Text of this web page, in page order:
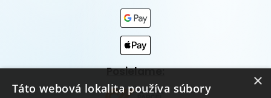
Posielame: ×
Táto webová lokalita používa súbory